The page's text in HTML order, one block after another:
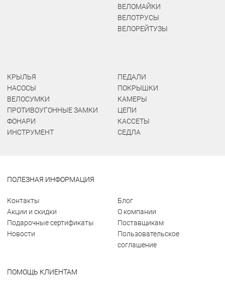
ВЕЛОМАЙКИ
ВЕЛОТРУСЫ
ВЕЛОРЕЙТУЗЫ
КРЫЛЬЯ
НАСОСЫ
ВЕЛОСУМКИ
ПРОТИВОУГОННЫЕ ЗАМКИ
ФОНАРИ
ИНСТРУМЕНТ
ПЕДАЛИ
ПОКРЫШКИ
КАМЕРЫ
ЦЕПИ
КАССЕТЫ
СЕДЛА
ПОЛЕЗНАЯ ИНФОРМАЦИЯ
Контакты
Акции и скидки
Подарочные сертификаты
Новости
Блог
О компании
Поставщикам
Пользовательское
соглашение
ПОМОЩЬ КЛИЕНТАМ